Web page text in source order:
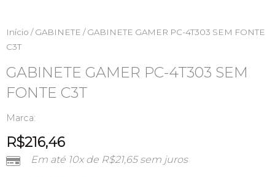
Início /GABINETE / GABINETE GAMER PC-4T303 SEM FONTE
C3T
GABINETE GAMER PC-4T303 SEM
FONTE C3T
Marca:
R$216,46
Em até 10x de R$21,65sem juros